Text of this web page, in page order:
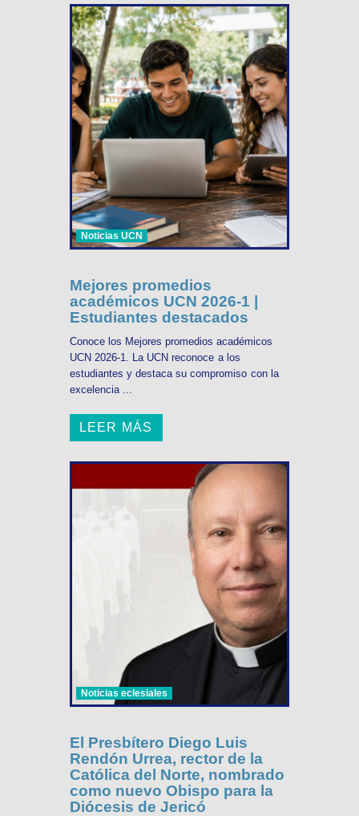
Noticias UCN
Mejores promedios
académicos UCN 2026-1 |
Estudiantes destacados
Conoce los Mejores promedios académicos
UCN 2026-1. La UCN reconoce a los
estudiantes y destaca su compromiso con la
excelencia ...
LEER MÁS
Noticias eclesiales
El Presbítero Diego Luis
Rendón Urrea, rector de la
Católica del Norte, nombrado
como nuevo Obispo para la
Diócesis de Jericó